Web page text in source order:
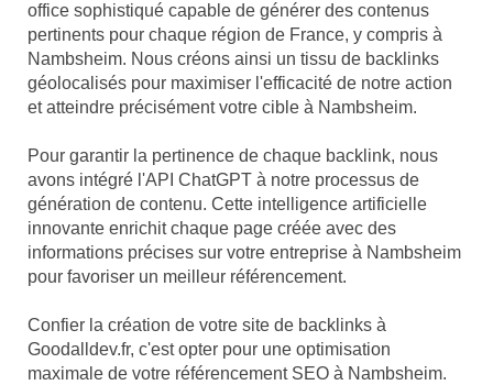
office sophistiqué capable de générer des contenus
pertinents pour chaque région de France, y compris à
Nambsheim. Nous créons ainsi un tissu de backlinks
géolocalisés pour maximiser l'efficacité de notre action
et atteindre précisément votre cible à Nambsheim.
Pour garantir la pertinence de chaque backlink, nous
avons intégré l'API ChatGPT à notre processus de
génération de contenu. Cette intelligence artificielle
innovante enrichit chaque page créée avec des
informations précises sur votre entreprise à Nambsheim
pour favoriser un meilleur référencement.
Confier la création de votre site de backlinks à
Goodalldev.fr, c'est opter pour une optimisation
maximale de votre référencement SEO à Nambsheim.